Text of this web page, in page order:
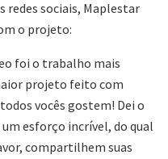
redes sociais, Maplestar
o projeto:
foi o trabalho mais
projeto feito com
vocês gostem! Dei o
esforço incrível, do qual
compartilhem suas